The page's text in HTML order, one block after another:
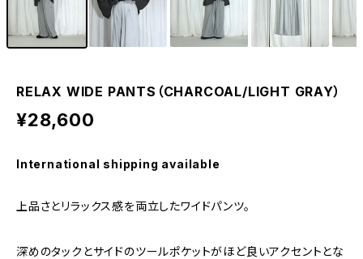
RELAX WIDE PANTS（CHARCOAL/LIGHT GRAY）
¥28,600
International shipping available
上品さとリラックス感を両立したワイドパンツ。
深めのタックとサイドのツールポケットがほど良いアクセントとな